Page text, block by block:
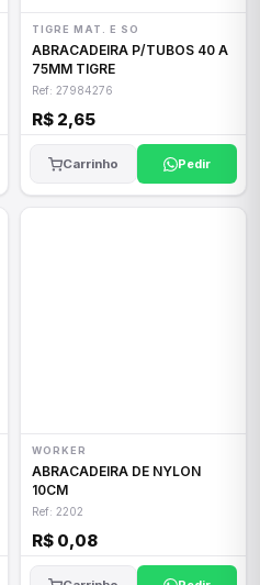
TIGRE MAT. E SO
ABRACADEIRA P/TUBOS 40 A
75MM TIGRE
Ref: 27984276
R$ 2,65
Carrinho Pedir
WORKER
ABRACADEIRA DE NYLON
10CM
Ref: 2202
R$ 0,08